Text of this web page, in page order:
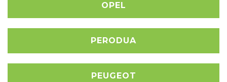
OPEL
PERODUA
PEUGEOT